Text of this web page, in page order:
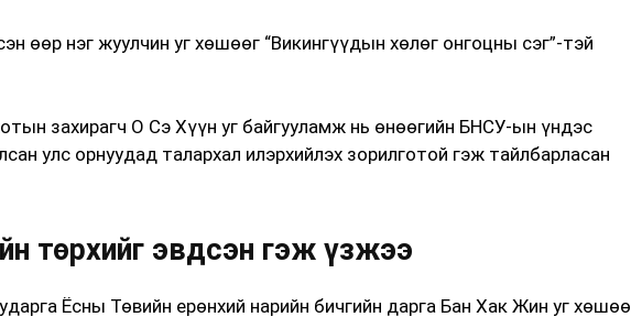
өөр нэг жуулчин уг хөшөөг “Викингүүдын хөлөг онгоцны сэг”-тэй
захирагч О Сэ Хүүн уг байгууламж нь өнөөгийн БНСУ-ын үндэс
улс орнуудад талархал илэрхийлэх зорилготой гэж тайлбарласан
төрхийг эвдсэн гэж үзжээ
Ёсны Төвийн ерөнхий нарийн бичгийн дарга Бан Хак Жин уг хөшөө